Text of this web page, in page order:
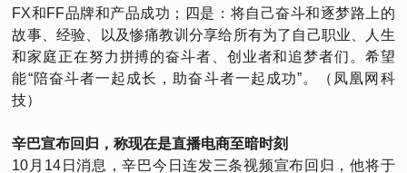
FX和FF品牌和产品成功；四是：将自己奋斗和逐梦路上的
故事、经验、以及惨痛教训分享给所有为了自己职业、人生
和家庭正在努力拼搏的奋斗者、创业者和追梦者们。希望
能“陪奋斗者一起成长，助奋斗者一起成功”。（凤凰网科
技）
辛巴宣布回归，称现在是直播电商至暗时刻
10月14日消息，辛巴今日连发三条视频宣布回归，他将于